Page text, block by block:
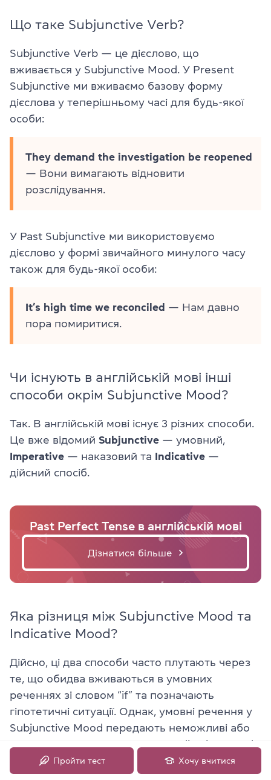
Що таке Subjunctive Verb?
Subjunctive Verb — це дієслово, що
вживається у Subjunctive Mood. У Present
Subjunctive ми вживаємо базову форму
дієслова у теперішньому часі для будь-якої
особи:
They demand the investigation be reopened
— Вони вимагають відновити
розслідування.
У Past Subjunctive ми використовуємо
дієслово у формі звичайного минулого часу
також для будь-якої особи:
It’s high time we reconciled — Нам давно
пора помиритися.
Чи існують в англійській мові інші
способи окрім Subjunctive Mood?
Так. В англійській мові існує 3 різних способи.
Це вже відомий Subjunctive — умовний,
Imperative — наказовий та Indicative —
дійсний спосіб.
Past Perfect Tense в англійській мові
Дізнатися більше
Яка різниця між Subjunctive Mood та
Indicative Mood?
Дійсно, ці два способи часто плутають через
те, що обидва вживаються в умовних
реченнях зі словом “if” та позначають
гіпотетичні ситуації. Однак, умовні речення у
Subjunctive Mood передають неможливі або
малоймовірні дії, у той час, як Indicative Mood
описує більш ймовірні або можливі.
Наприклад:
Пройти тест Хочу вчитися